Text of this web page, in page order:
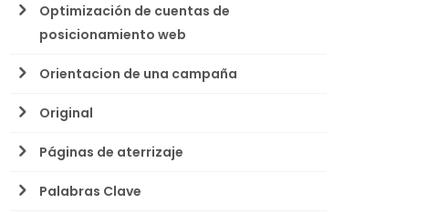
Optimización de cuentas de
posicionamiento web
Orientacion de una campaña
Original
Páginas de aterrizaje
Palabras Clave